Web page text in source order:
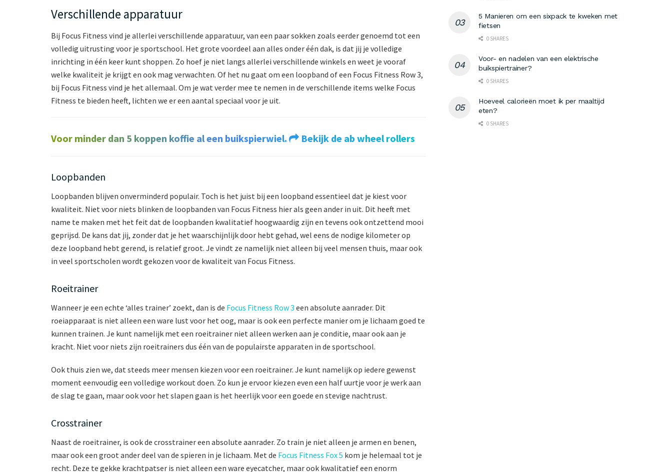
Verschillende apparatuur
Bij Focus Fitness vind je allerlei verschillende apparatuur, van een paar sokken zoals eerder genoemd tot een
volledig uitrusting voor je sportschool. Het grote voordeel aan alles onder één dak, is dat jij je volledige
inrichting in één keer kunt shoppen. Zo hoef je niet langs allerlei verschillende winkels en weet je vooraf
welke kwaliteit je krijgt en ook mag verwachten. Of het nu gaat om een loopband of een Focus Fitness Row 3,
bij Focus Fitness vind je het allemaal. Om je wat verder mee te nemen in de verschillende items welke Focus
Fitness te bieden heeft, lichten we er een aantal speciaal voor je uit.
Voor minder dan 5 koppen koffie al een buikspierwiel. Bekijk de ab wheel rollers
Loopbanden
Loopbanden blijven onverminderd populair. Toch is het juist bij een loopband essentieel dat je kiest voor
kwaliteit. Niet voor niets blinken de loopbanden van Focus Fitness hier als geen ander in uit. Dit heeft met
name te maken met het feit dat de loopbanden kwalitatief hoogwaardig zijn en tevens ook ontzettend mooi
geprijsd. De kans dat jij, zonder dat je het waarschijnlijk door hebt gehad, wel eens de nodige kilometer op
deze loopband hebt gerend, is relatief groot. Je vindt ze namelijk niet alleen bij veel mensen thuis, maar ook
in veel sportscholen wordt gekozen voor de kwaliteit van Focus Fitness.
Roeitrainer
Wanneer je een echte ‘alles trainer’ zoekt, dan is de Focus Fitness Row 3 een absolute aanrader. Dit
roeiapparaat is niet alleen een ware lust voor het oog, maar is ook een perfecte manier om je lichaam goed te
kunnen trainen. Je kunt namelijk met een roeitrainer niet alleen werken aan je conditie, maar ook aan je
kracht. Niet voor niets zijn roeitrainers dus één van de populairste apparaten in de sportschool.
Ook thuis zien we, dat steeds meer mensen kiezen voor een roeitrainer. Je kunt namelijk op iedere gewenst
moment eenvoudig een volledige workout doen. Zo kun je ervoor kiezen even een half uurtje voor je werk aan
de slag te gaan, maar ook voor het slapen gaan is het heerlijk voor een goede en stevige nachtrust.
Crosstrainer
Naast de roeitrainer, is ook de crosstrainer een absolute aanrader. Zo train je niet alleen je armen en benen,
maar ook een groot ander deel van de spieren in je lichaam. Met de Focus Fitness Fox 5 kom je helemaal tot je
recht. Deze te gekke krachtpatser is niet alleen een ware eyecatcher, maar ook kwalitatief een enorm
5 Manieren om een sixpack te kweken met
fietsen
0 SHARES
Voor- en nadelen van een elektrische
buikspiertrainer?
0 SHARES
Hoeveel calorieën moet ik per maaltijd
eten?
0 SHARES